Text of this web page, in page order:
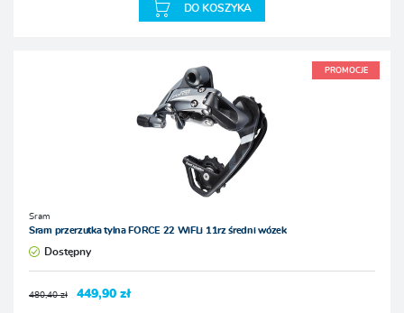
DO KOSZYKA
PROMOCJE
Sram
Sram przerzutka tylna FORCE 22 WiFLi 11rz średni wózek
Dostępny
480,40 zł 449,90 zł